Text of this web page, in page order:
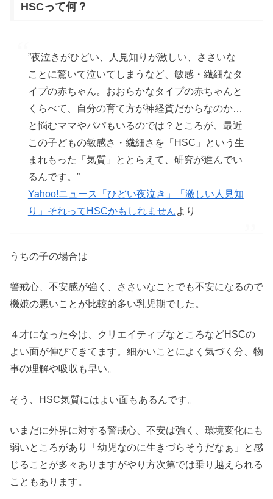
HSCって何？
”夜泣きがひどい、人見知りが激しい、ささいな
ことに驚いて泣いてしまうなど、敏感・繊細なタ
イプの赤ちゃん。おおらかなタイプの赤ちゃんと
くらべて、自分の育て方が神経質だからなのか…
と悩むママやパパもいるのでは？ところが、最近
この子どもの敏感さ・繊細さを「HSC」という生
まれもった「気質」ととらえて、研究が進んでい
るんです。”
Yahoo!ニュース「ひどい夜泣き」「激しい人見知
り」それってHSCかもしれませんより
うちの子の場合は
警戒心、不安感が強く、ささいなことでも不安になるので
機嫌の悪いことが比較的多い乳児期でした。
４才になった今は、クリエイティブなところなどHSCの
よい面が伸びてきてます。細かいことによく気づく分、物
事の理解や吸収も早い。
そう、HSC気質にはよい面もあるんです。
いまだに外界に対する警戒心、不安は強く、環境変化にも
弱いところがあり「幼児なのに生きづらそうだなぁ」と感
じることが多々ありますがやり方次第では乗り越えられる
こともあります。